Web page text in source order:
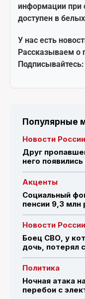
информации при
доступен в
У нас есть
Рассказываем о
Подписывайтесь:
Популярные
Новости России
Друг
него
Акценты
Социальный
пенсии 9,3 млн
Новости России
Боец СВО, у
дочь, потерял
Политика
Ночная атака
перебои с